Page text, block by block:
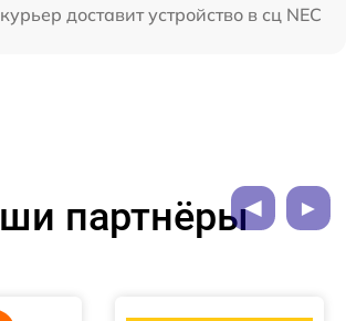
доставит устройство в сц NEC
партнёры